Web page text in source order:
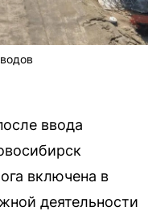
ввода
включена в
деятельности